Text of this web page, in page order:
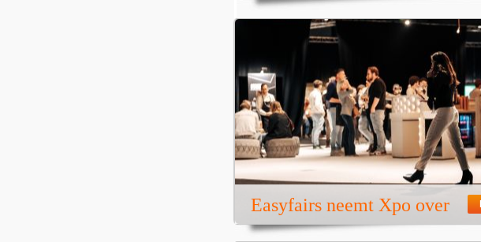
Easyfairs neemt Xpo over